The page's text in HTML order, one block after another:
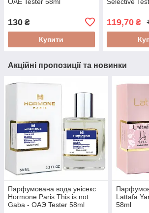
130 ₴
Купити
119,70₴
Акційні пропозиції та новинки
Парфумована вода унісекс
Hormone Paris This is not
Gaba - ОАЭ Tester 58ml
Lattafa
58ml